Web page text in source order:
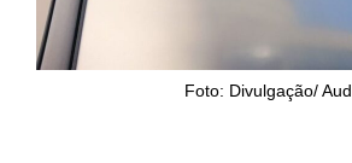
Foto: Divulgação/